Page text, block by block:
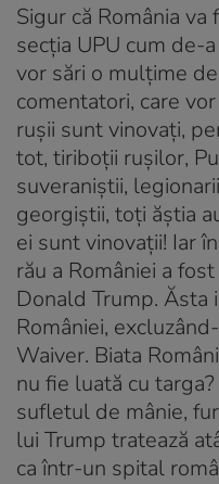
Sigur că România
secția UPU cum de-
vor sări o mulțime
comentatori, care
rușii sunt vinovați,
tot, tiriboții rușilor,
suveraniștii,
georgiștii, toți ăștia
ei sunt vinovații! Iar
rău a României a
Donald Trump. Ăsta
României,
Waiver. Biata
nu fie luată cu
sufletul de mânie,
lui Trump tratează
ca într-un spital